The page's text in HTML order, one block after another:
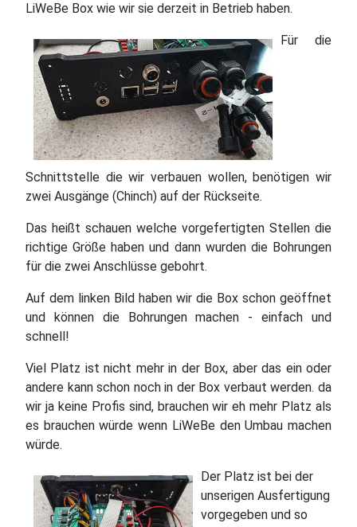
LiWeBe Box wie wir sie derzeit in Betrieb haben.
Für die
Schnittstelle die wir verbauen wollen, benötigen wir
zwei Ausgänge (Chinch) auf der Rückseite.
Das heißt schauen welche vorgefertigten Stellen die
richtige Größe haben und dann wurden die Bohrungen
für die zwei Anschlüsse gebohrt.
Auf dem linken Bild haben wir die Box schon geöffnet
und können die Bohrungen machen - einfach und
schnell!
Viel Platz ist nicht mehr in der Box, aber das ein oder
andere kann schon noch in der Box verbaut werden. da
wir ja keine Profis sind, brauchen wir eh mehr Platz als
es brauchen würde wenn LiWeBe den Umbau machen
würde.
Der Platz ist bei der
unserigen Ausfertigung
vorgegeben und so